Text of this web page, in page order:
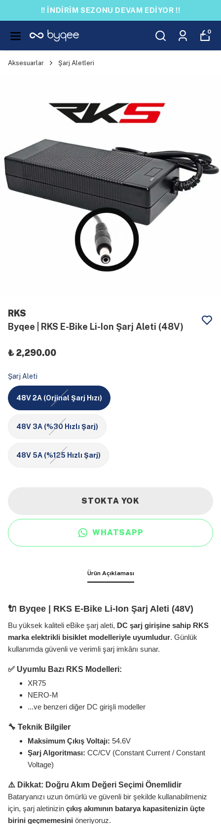
!! İNDİRİM SEZONU DEVAM EDİYOR !!
0
Aksesuarlar Şarj Aletleri
RKS
Byqee | RKS E-Bike Li-Ion Şarj Aleti (48V)
₺ 2,290.00
Şarj Aleti
48V 2A (Orjinal Şarj Hızı)
48V 3A (%30 Hızlı Şarj)
48V 5A (%125 Hızlı Şarj)
STOKTA YOK
WHATSAPP
Ürün Açıklaması
🔌 Byqee | RKS E-Bike Li-Ion Şarj Aleti (48V)
Bu yüksek kaliteli eBike şarj aleti, DC şarj girişine sahip RKS
marka elektrikli bisiklet modelleriyle uyumludur. Günlük
kullanımda güvenli ve verimli şarj imkânı sunar.
✅ Uyumlu Bazı RKS Modelleri:
XR75
NERO-M
...ve benzeri diğer DC girişli modeller
🔧 Teknik Bilgiler
Maksimum Çıkış Voltajı: 54.6V
Şarj Algoritması: CC/CV (Constant Current / Constant
Voltage)
⚠️ Dikkat: Doğru Akım Değeri Seçimi Önemlidir
Bataryanızı uzun ömürlü ve güvenli bir şekilde kullanabilmeniz
için, şarj aletinizin çıkış akımının batarya kapasitenizin üçte
birini geçmemesini öneriyoruz.